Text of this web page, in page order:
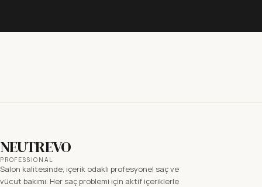
NEUTREVO
PROFESSIONAL
Salon kalitesinde, içerik odaklı profesyonel saç ve
vücut bakımı. Her saç problemi için aktif içeriklerle